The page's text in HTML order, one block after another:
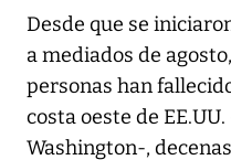
Desde que se
a mediados de
personas han
costa oeste de
Washington-,